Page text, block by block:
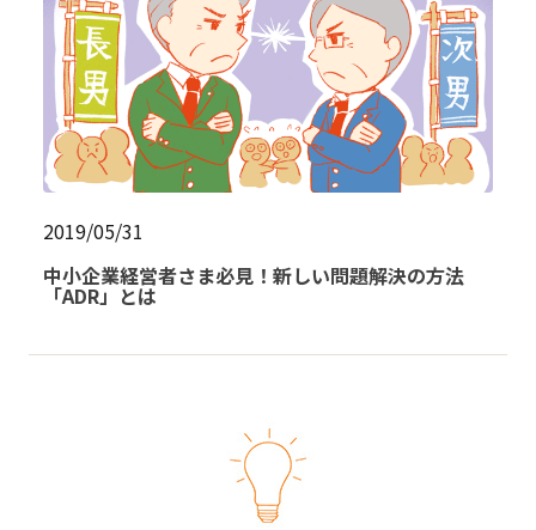
2019/05/31
中小企業経営者さま必見！新しい問題解決の方法
「ADR」とは